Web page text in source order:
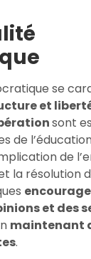
se
et
sont
de
de
la résolution
et des
maintenant
.